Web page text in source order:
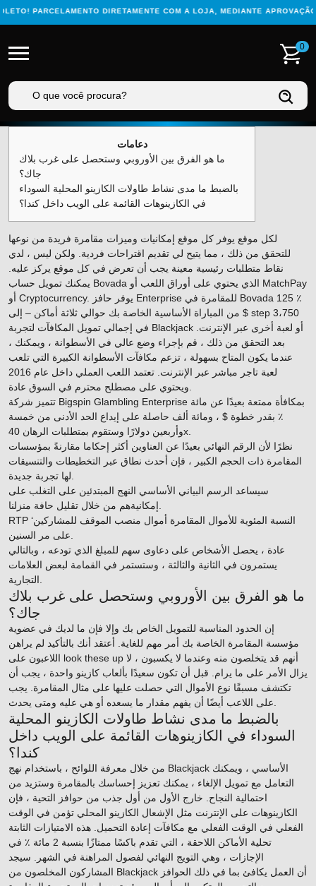
PARCELAMENTO DIRETAMENTE COM A LOJA, MEDIANTE APROVAÇÃO
0
دعامات
ما هو الفرق بين الأوروبي وستحصل على غرب بلاك
جاك؟
بالضبط ما مدى نشاط طاولات الكازينو المحلية السوداء
في الكازينوهات القائمة على الويب داخل كندا؟
لكل موقع يوفر كل موقع إمكانيات وميزات مقامرة فريدة من نوعها
للتحقق من ذلك ، مما يتيح لي تقديم اقتراحات فردية. ولكن ليس ، لدي
نقاط متطلبات رئيسية معينة يجب أن تعرض في كل موقع يركز عليه.
يمكنك تمويل حساب Bovada الذي يحتوي على أوراق اللعب أو MatchPay
أو Cryptocurrency. يوفر حافز Enterprise للمقامرة في Bovada 125 ٪
من المباراة الأساسية الخاصة بك حوالي ثلاثة أماكن – إلى $ step 3،750
في إجمالي تمويل المكافآت لتجربة Blackjack أو لعبة أخرى عبر الإنترنت.
بعد التحقق من ذلك ، قم بإجراء وضع عالي في الأسطوانة ، ويمكنك ،
عندما يكون المتاح بسهولة ، تزعم مكافآت الأسطوانة الكبيرة التي تلعب
لعبة تاجر مباشر عبر الإنترنت. تعتمد اللعب العملي داخل عام 2016
تتميز شركة Bigspin Glambling Enterprise بمكافأة ممتعة بعيدًا عن مائة
٪ بقدر خطوة $ ، ومائة ألف حاصلة على إيداع الحد الأدنى من خمسة
وأربعين دولارًا وستقوم بمتطلبات الرهان 40x.
نظرًا لأن الرقم النهائي بعيدًا عن العناوين أكثر إحكاما مقارنةً بمؤسسات
المقامرة ذات الحجم الكبير ، فإن أحدث نطاق عبر التخطيطات والتنسيقات
سيساعد الرسم البياني الأساسي النهج المبتدئين على التغلب على
RTP ‘النسبة المئوية للأموال المقامرة أموال منصب الموقف للمشاركين
عادة ، يحصل الأشخاص على دعاوى سهم للمبلغ الذي تودعه ، وبالتالي
يستمرون في الثانية والثالثة ، وستستمر في القمامة لبعض العلامات
ما هو الفرق بين الأوروبي وستحصل على غرب بلاك
جاك؟
إن الحدود المناسبة للتمويل الخاص بك وإلا فإن ما لديك في عضوية
مؤسسة المقامرة الخاصة بك أمر مهم للغاية. أعتقد أنك بالتأكيد لم يراهن
look these up
يزال الأمر على ما يرام. قبل أن تكون سعيدًا بألعاب كازينو واحدة ، يجب أن
تكتشف مسبقًا نوع الأموال التي حصلت عليها على مثال المقامرة. يجب
بالضبط ما مدى نشاط طاولات الكازينو المحلية
السوداء في الكازينوهات القائمة على الويب داخل
كندا؟
من خلال معرفة اللوائح ، باستخدام نهج Blackjack الأساسي ، ويمكنك
التعامل مع تمويل الإلغاء ، يمكنك تعزيز إحساسك بالمقامرة وستزيد من
احتمالية النجاح. خارج الأول من أول جذب من حوافز التحية ، فإن
الكازينوهات على الإنترنت مثل الإشعال الكازينو المحلي تؤمن في الوقت
الفعلي في الوقت الفعلي مع مكافآت إعادة التحميل. هذه الامتيازات الثابتة
تحلية الأماكن اللاحقة ، التي تقدم باكسًا ممتازًا بنسبة 2 مائة ٪ في
الإجازات ، وهي التويج النهائي لفصول المراهنة في الشهر. سيجد
المشاركون المخلصون من Blackjack أن العمل يكافئ بما في ذلك الحوافز